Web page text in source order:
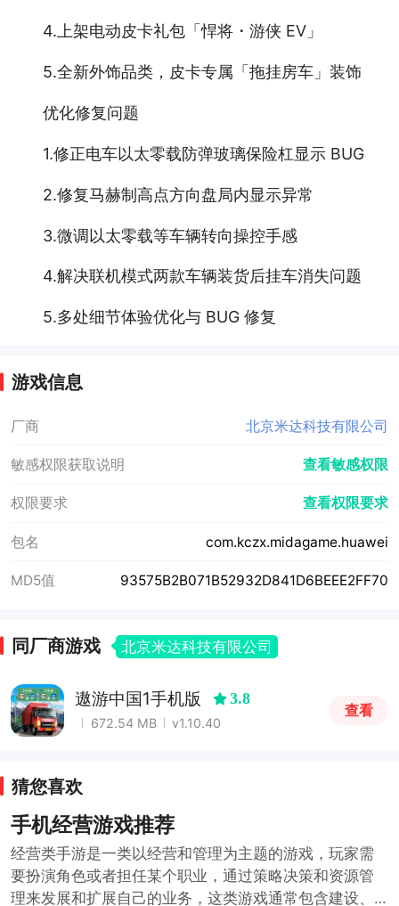
4.上架电动皮卡礼包「悍将・游侠 EV」
5.全新外饰品类，皮卡专属「拖挂房车」装饰
优化修复问题
1.修正电车以太零载防弹玻璃保险杠显示 BUG
2.修复马赫制高点方向盘局内显示异常
3.微调以太零载等车辆转向操控手感
4.解决联机模式两款车辆装货后挂车消失问题
5.多处细节体验优化与 BUG 修复
游戏信息
厂商 北京米达科技有限公司
敏感权限获取说明 查看敏感权限
权限要求 查看权限要求
包名 com.kczx.midagame.huawei
MD5值 93575B2B071B52932D841D6BEEE2FF70
同厂商游戏 北京米达科技有限公司
遨游中国1手机版 3.8
672.54 MB v1.10.40
查看
猜您喜欢
手机经营游戏推荐
经营类手游是一类以经营和管理为主题的游戏，玩家需
要扮演角色或者担任某个职业，通过策略决策和资源管
理来发展和扩展自己的业务，这类游戏通常包含建设、